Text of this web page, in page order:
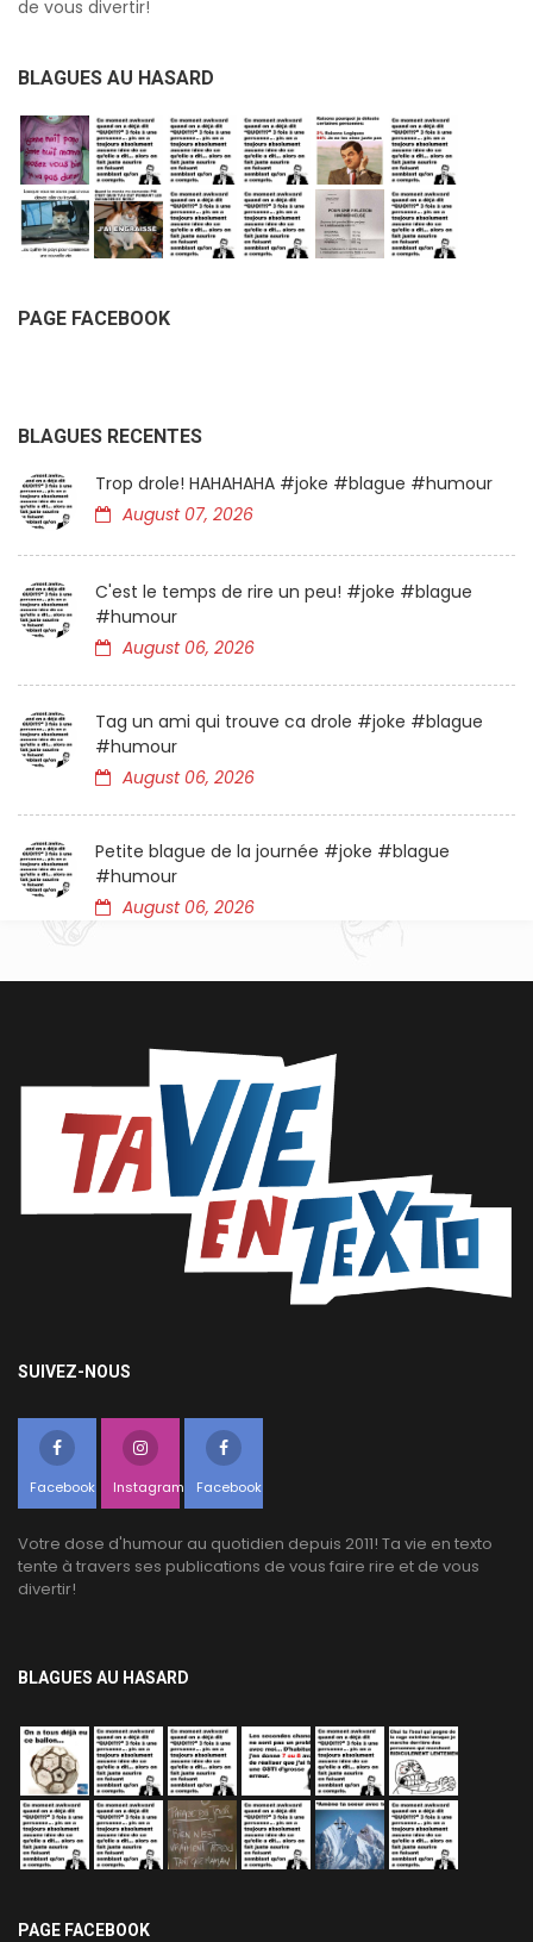
de vous divertir!
BLAGUES AU HASARD
PAGE FACEBOOK
BLAGUES RECENTES
Trop drole! HAHAHAHA #joke #blague #humour
August 07, 2026
C'est le temps de rire un peu! #joke #blague
#humour
August 06, 2026
Tag un ami qui trouve ca drole #joke #blague
#humour
August 06, 2026
Petite blague de la journée #joke #blague
#humour
August 06, 2026
SUIVEZ-NOUS
Facebook Instagram Facebook
Votre dose d'humour au quotidien depuis 2011! Ta vie en texto
tente à travers ses publications de vous faire rire et de vous
divertir!
BLAGUES AU HASARD
PAGE FACEBOOK